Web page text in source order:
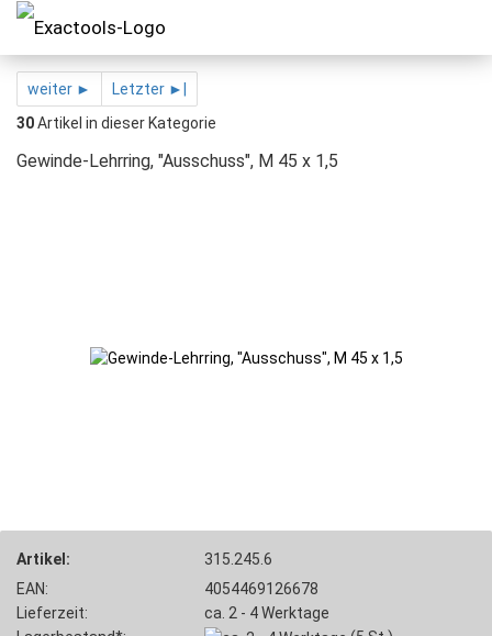
weiter ►
Letzter ►|
30Artikel in dieser Kategorie
Gewinde-Lehrring, "Ausschuss", M 45 x 1,5
Artikel:
315.245.6
EAN:
4054469126678
Lieferzeit:
ca. 2 - 4 Werktage